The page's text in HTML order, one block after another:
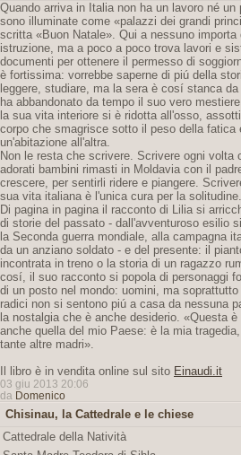
Quando arriva in Italia non ha un lavoro né
sono illuminate come «palazzi dei grandi
scritta «Buon Natale». Qui a nessuno
istruzione, ma a poco a poco trova lavori e
documenti per ottenere il permesso di
è fortissima: vorrebbe saperne di piú della
leggere, studiare, ma la sera è cosí stanca
ha abbandonato da tempo il suo vero
la sua vita interiore si è ridotta all'osso,
corpo che smagrisce sotto il peso della
un'abitazione all'altra.
Non le resta che scrivere. Scrivere ogni volta
adorati bambini rimasti in Moldavia con il
crescere, per sentirli ridere e piangere.
sua vita italiana è l'unica cura per la solitudine.
Di pagina in pagina il racconto di Lilia si
di storie del passato - dall'avventuroso esilio
la Seconda guerra mondiale, alla campagna
da un anziano soldato - e del presente: il
incontrata in treno o la storia di un ragazzo
cosí, il suo racconto si popola di personaggi
di un posto nel mondo: uomini, ma
radici non si sentono piú a casa da nessuna
la nostalgia che è anche desiderio. «Questa
anche quella del mio Paese: è la mia
tante altre madri».
Il libro è in vendita online sul sito Einaudi.it
03 giu 2013 20:06
da Domenico
Chisinau, la Cattedrale e le chiese
Cattedrale della Natività